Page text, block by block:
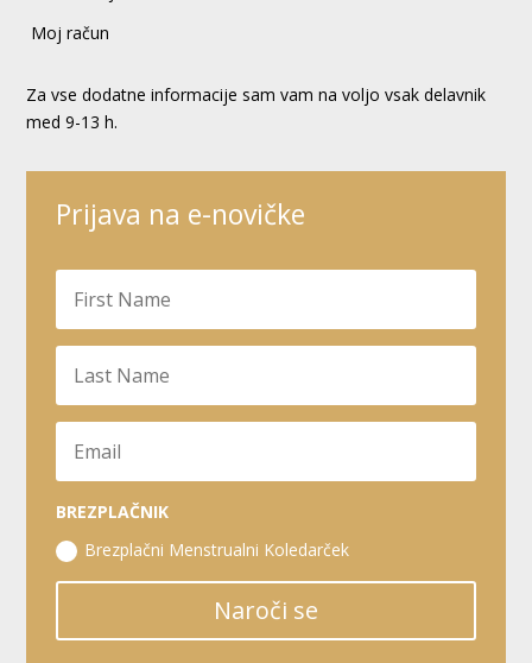
Moj račun
Za vse dodatne informacije sam vam na voljo vsak delavnik
med 9-13 h.
Prijava na e-novičke
BREZPLAČNIK
Brezplačni Menstrualni Koledarček
Naroči se